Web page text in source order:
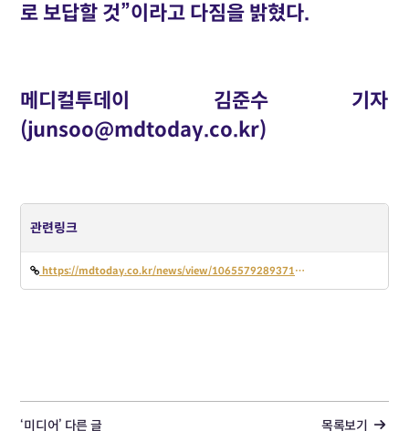
로 보답할 것”이라고 다짐을 밝혔다.
메디컬투데이 김준수 기자
(junsoo@mdtoday.co.kr)
관련링크
https://mdtoday.co.kr/news/view/1065579289371132
‘미디어’ 다른 글 목록보기